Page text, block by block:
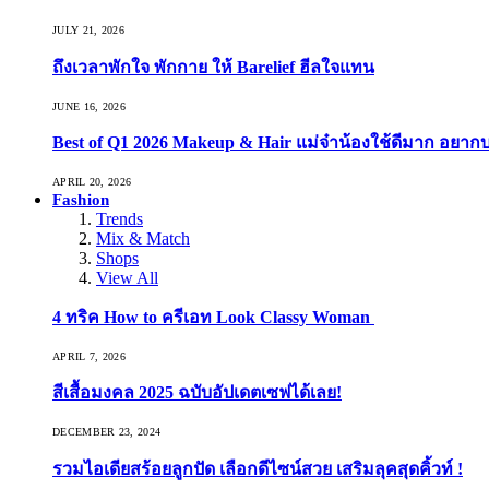
JULY 21, 2026
ถึงเวลาพักใจ พักกาย ให้ Barelief ฮีลใจแทน
JUNE 16, 2026
Best of Q1 2026 Makeup & Hair แม่จ๋าน้องใช้ดีมาก อยาก
APRIL 20, 2026
Fashion
Trends
Mix & Match
Shops
View All
4 ทริค How to ครีเอท Look Classy Woman
APRIL 7, 2026
สีเสื้อมงคล 2025 ฉบับอัปเดตเซฟได้เลย!
DECEMBER 23, 2024
รวมไอเดียสร้อยลูกปัด เลือกดีไซน์สวย เสริมลุคสุดคิ้วท์ !